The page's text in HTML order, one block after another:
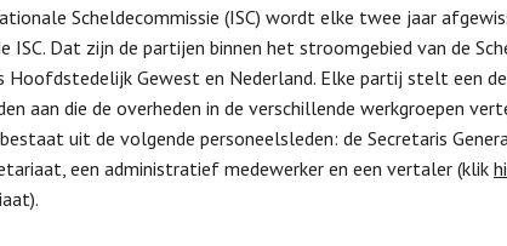
Scheldecommissie (ISC) wordt elke twee jaar
ISC. Dat zijn de partijen binnen het stroomgebied van de
Hoofdstedelijk Gewest en Nederland. Elke partij stelt een
aan die de overheden in de verschillende werkgroepen
uit de volgende personeelsleden: de Secretaris
een administratief medewerker en een vertaler (klik